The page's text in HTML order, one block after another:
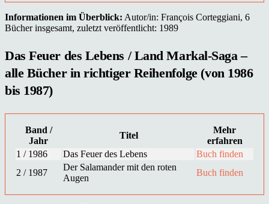
Informationen im Überblick: Autor/in: François Corteggiani, 6
Bücher insgesamt, zuletzt veröffentlicht: 1989
Das Feuer des Lebens / Land Markal-Saga –
alle Bücher in richtiger Reihenfolge (von 1986
bis 1987)
Band /
Jahr
Titel
Mehr
erfahren
1 / 1986
Das Feuer des Lebens
Buch finden
2 / 1987
Der Salamander mit den roten
Augen
Buch finden